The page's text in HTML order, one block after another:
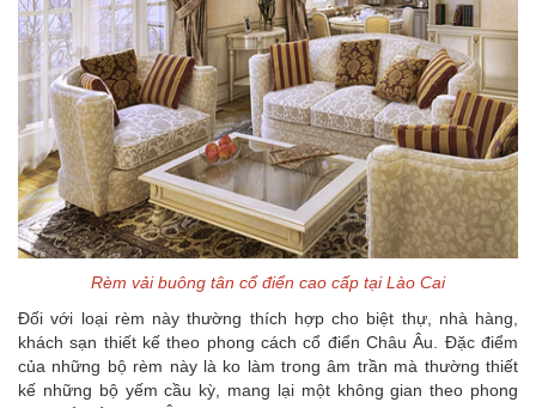
Rèm vải buông tân cổ điển cao cấp tại Lào Cai
Đối với loại rèm này thường thích hợp cho biệt thự, nhà hàng,
khách sạn thiết kế theo phong cách cổ điển Châu Âu. Đặc điểm
của những bộ rèm này là ko làm trong âm trần mà thường thiết
kế những bộ yếm cầu kỳ, mang lại một không gian theo phong